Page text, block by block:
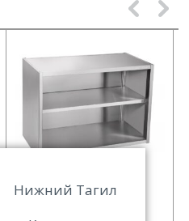
Полка настенная
Нижний Тагил